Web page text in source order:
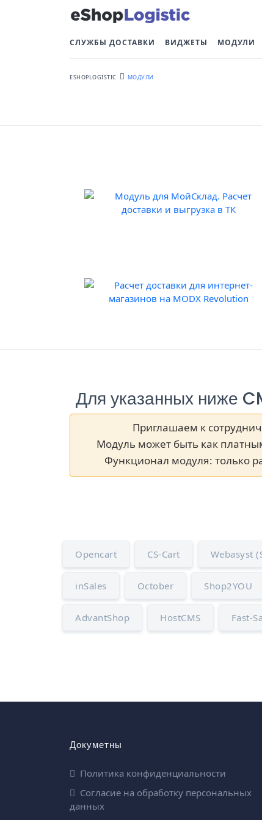
СЛУЖБЫ ДОСТАВКИ ВИДЖЕТЫ МОДУЛИ
ESHOPLOGISTIC МОДУЛИ
Для указанных ниже
Приглашаем к
Модуль может быть как
Функционал модуля: только
Opencart CS-Cart Webasyst
inSales October Shop2YOU
AdvantShop HostCMS Fast-
Докуметны
Политика конфиденциальности
Согласие на обработку персональных
данных